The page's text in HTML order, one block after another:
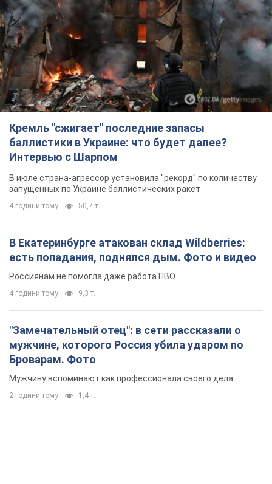
Кремль "сжигает" последние запасы
баллистики в Украине: что будет далее?
Интервью с Шарпом
В июле страна-агрессор установила "рекорд" по количеству
запущенных по Украине баллистических ракет
4 години тому 50,7 т.
В Екатеринбурге атакован склад Wildberries:
есть попадания, поднялся дым. Фото и видео
Россиянам не помогла даже работа ПВО
4 години тому 9,3 т.
"Замечательный отец": в сети рассказали о
мужчине, которого Россия убила ударом по
Броварам. Фото
Мужчину вспоминают как профессионала своего дела
2 години тому 1,4 т.